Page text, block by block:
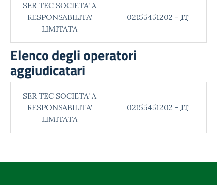
SER TEC SOCIETA' A
RESPONSABILITA'
LIMITATA
02155451202 - IT
Elenco degli operatori
aggiudicatari
SER TEC SOCIETA' A
RESPONSABILITA'
LIMITATA
02155451202 - IT